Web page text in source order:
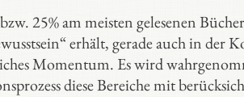
25% am meisten gelesenen
erhält, gerade auch in der
Momentum. Es wird
diese Bereiche mit